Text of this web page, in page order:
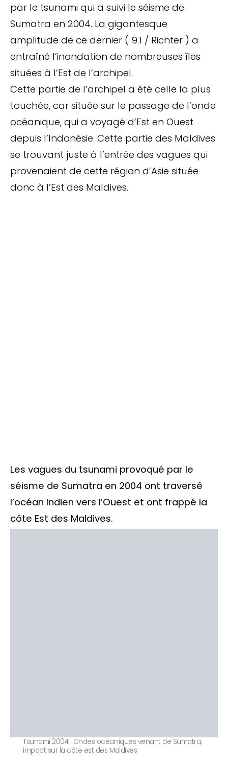
par le tsunami qui a suivi le séisme de
Sumatra en 2004. La gigantesque
amplitude de ce dernier ( 9.1 / Richter ) a
entraîné l’inondation de nombreuses îles
situées à l’Est de l’archipel.
Cette partie de l’archipel a été celle la plus
touchée, car située sur le passage de l’onde
océanique, qui a voyagé d’Est en Ouest
depuis l’Indonésie. Cette partie des Maldives
se trouvant juste à l’entrée des vagues qui
provenaient de cette région d’Asie située
donc à l’Est des Maldives.
Les vagues du tsunami provoqué par le
séisme de Sumatra en 2004 ont traversé
l’océan Indien vers l’Ouest et ont frappé la
côte Est des Maldives.
Tsunami 2004 : Ondes océaniques venant de Sumatra,
impact sur la côte est des Maldives